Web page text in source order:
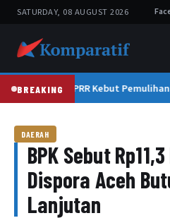
SATURDAY, 08 AUGUST 2026
BREAKING
Satgas PRR Kebut
DAERAH
BPK Sebut
Dispora Aceh
Lanjutan